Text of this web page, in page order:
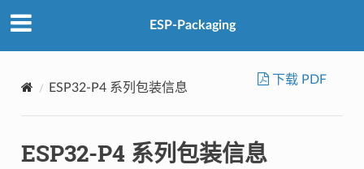
ESP-Packaging
ESP32-P4 系列包装信息
下载 PDF
ESP32-P4 系列包装信息